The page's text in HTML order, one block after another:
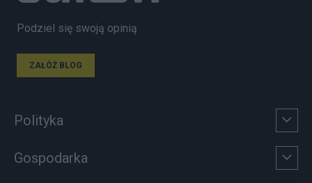
Podziel się swoją opinią
ZAŁÓŻ BLOG
Polityka
Gospodarka